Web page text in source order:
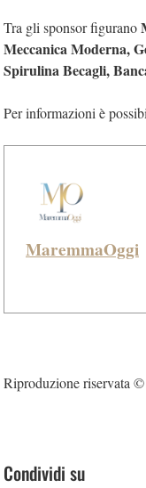
Tra gli sponsor figurano
Meccanica Moderna,
Spirulina Becagli,
Per informazioni è
MaremmaOggi
Riproduzione riservata ©
Condividi su